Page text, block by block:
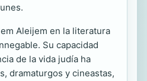
Aleijem en la literatura
Su capacidad
de la vida judía ha
dramaturgos y cineastas,